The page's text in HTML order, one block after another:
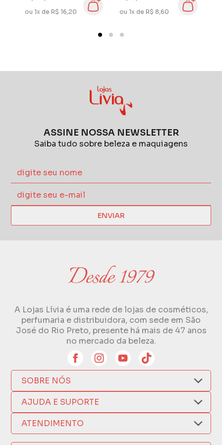
7951TW
ou 1x de R$ 16,20
7778BW
ou 1x de R$ 8,60
ASSINE NOSSA NEWSLETTER
Saiba tudo sobre beleza e maquiagens
ENVIAR
A Lojas Lívia é uma rede de lojas de cosméticos,
perfumaria e distribuidora, com sede em São
José do Rio Preto, presente há mais de 47 anos
no mercado da beleza.
SOBRE NÓS
Quem Somos
Compra Segura
Como Comprar
Nossas Lojas
AJUDA E SUPORTE
Nosso Aplicativo
Trocas e Devoluções
Formas de Pagamento
ATENDIMENTO